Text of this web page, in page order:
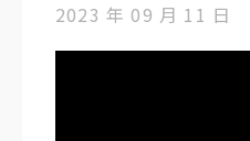
2023 年 09 月 11 日